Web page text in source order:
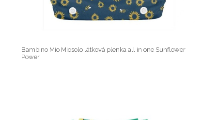
Bambino Mio Miosolo látková plenka all in one Sunflower
Power